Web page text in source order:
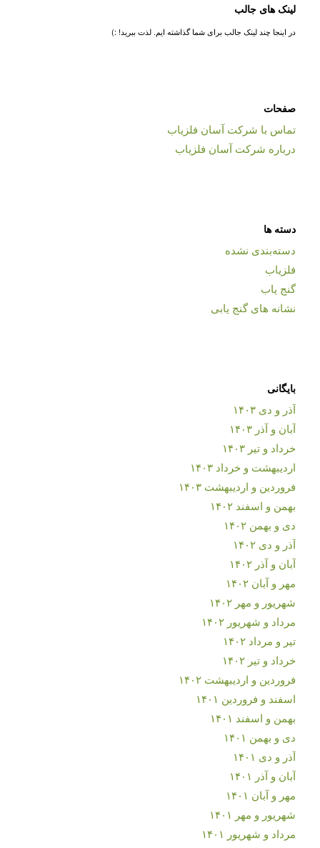
لینک های جالب
در اینجا چند لینک جالب برای شما گذاشته ایم. لذت ببرید! :)
صفحات
تماس با شرکت آسان فلزیاب
درباره شرکت آسان فلزیاب
دسته ها
دسته‌بندی نشده
فلزیاب
گنج یاب
نشانه های گنج یابی
بایگانی
آذر و دی ۱۴۰۳
آبان و آذر ۱۴۰۳
خرداد و تیر ۱۴۰۳
اردیبهشت و خرداد ۱۴۰۳
فروردین و اردیبهشت ۱۴۰۳
بهمن و اسفند ۱۴۰۲
دی و بهمن ۱۴۰۲
آذر و دی ۱۴۰۲
آبان و آذر ۱۴۰۲
مهر و آبان ۱۴۰۲
شهریور و مهر ۱۴۰۲
مرداد و شهریور ۱۴۰۲
تیر و مرداد ۱۴۰۲
خرداد و تیر ۱۴۰۲
فروردین و اردیبهشت ۱۴۰۲
اسفند و فروردین ۱۴۰۱
بهمن و اسفند ۱۴۰۱
دی و بهمن ۱۴۰۱
آذر و دی ۱۴۰۱
آبان و آذر ۱۴۰۱
مهر و آبان ۱۴۰۱
شهریور و مهر ۱۴۰۱
مرداد و شهریور ۱۴۰۱